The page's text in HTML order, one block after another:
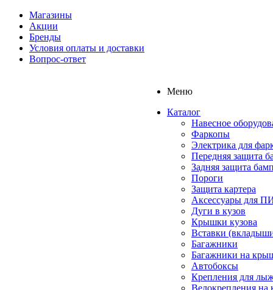
Магазины
Акции
Бренды
Условия оплаты и доставки
Вопрос-ответ
Меню
Каталог
Навесное
Фаркопы
Электрика для
Передняя защита
Задняя защита
Пороги
Защита картера
Аксессуары для
Дуги в кузов
Крышки кузова
Вставки
Багажники
Багажники на
Автобоксы
Крепления для
Велокрепления